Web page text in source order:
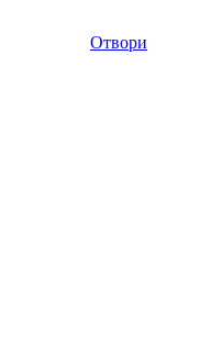
Отвори